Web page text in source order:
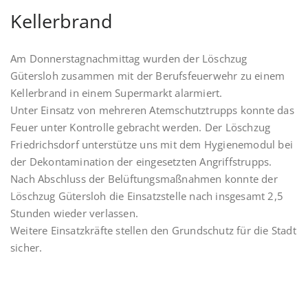
Kellerbrand
Am Donnerstagnachmittag wurden der Löschzug
Gütersloh zusammen mit der Berufsfeuerwehr zu einem
Kellerbrand in einem Supermarkt alarmiert.
Unter Einsatz von mehreren Atemschutztrupps konnte das
Feuer unter Kontrolle gebracht werden. Der Löschzug
Friedrichsdorf unterstütze uns mit dem Hygienemodul bei
der Dekontamination der eingesetzten Angriffstrupps.
Nach Abschluss der Belüftungsmaßnahmen konnte der
Löschzug Gütersloh die Einsatzstelle nach insgesamt 2,5
Stunden wieder verlassen.
Weitere Einsatzkräfte stellen den Grundschutz für die Stadt
sicher.